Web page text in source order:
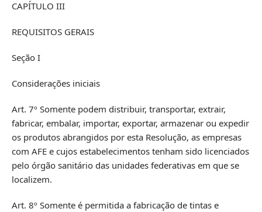
CAPÍTULO III
REQUISITOS GERAIS
Seção I
Considerações iniciais
Art. 7º Somente podem distribuir, transportar, extrair,
fabricar, embalar, importar, exportar, armazenar ou expedir
os produtos abrangidos por esta Resolução, as empresas
com AFE e cujos estabelecimentos tenham sido licenciados
pelo órgão sanitário das unidades federativas em que se
localizem.
Art. 8º Somente é permitida a fabricação de tintas e